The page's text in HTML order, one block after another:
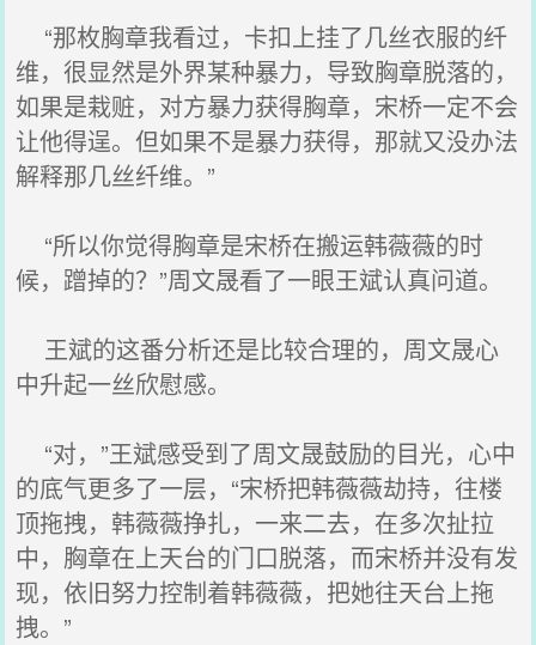
“那枚胸章我看过，卡扣上挂了几丝衣服的纤
维，很显然是外界某种暴力，导致胸章脱落的，
如果是栽赃，对方暴力获得胸章，宋桥一定不会
让他得逞。但如果不是暴力获得，那就又没办法
解释那几丝纤维。”
“所以你觉得胸章是宋桥在搬运韩薇薇的时
候，蹭掉的？”周文晟看了一眼王斌认真问道。
王斌的这番分析还是比较合理的，周文晟心
中升起一丝欣慰感。
“对，”王斌感受到了周文晟鼓励的目光，心中
的底气更多了一层，“宋桥把韩薇薇劫持，往楼
顶拖拽，韩薇薇挣扎，一来二去，在多次扯拉
中，胸章在上天台的门口脱落，而宋桥并没有发
现，依旧努力控制着韩薇薇，把她往天台上拖
拽。”